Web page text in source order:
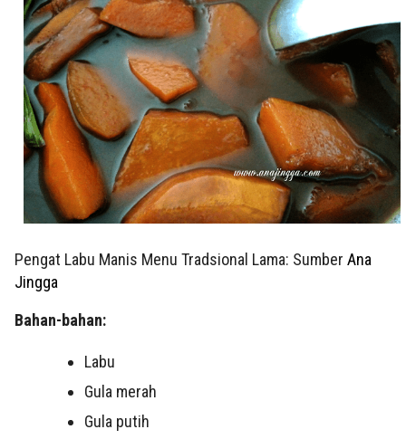
Pengat Labu Manis Menu Tradsional Lama: Sumber Ana
Jingga
Bahan-bahan:
Labu
Gula merah
Gula putih